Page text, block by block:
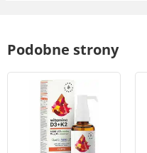
Podobne strony